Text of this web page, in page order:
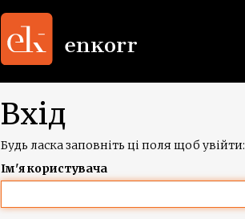
Вхід
Будь ласка заповніть ці поля щоб увійти:
Ім'я користувача